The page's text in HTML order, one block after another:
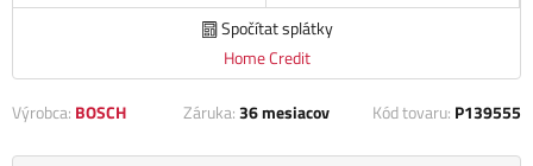
Spočítat splátky
Home Credit
Výrobca: BOSCH Záruka:36 mesiacov Kód tovaru: P139555